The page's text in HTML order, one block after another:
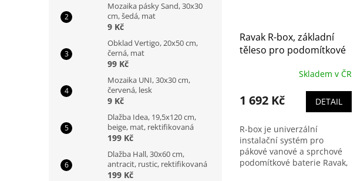
Mozaika pásky Sand, 30x30
cm, šedá, mat
9 Kč
Obklad Vertigo, 20x50 cm,
černá, mat
99 Kč
Mozaika UNI, 30x30 cm,
červená, lesk
9 Kč
Dlažba Idea, 19,5x120 cm,
beige, mat, rektifikovaná
199 Kč
Dlažba Hall, 30x60 cm,
antracit, rustic, rektifikovaná
199 Kč
Ravak R-box, základní
těleso pro podomítkové
Skladem v ČR
1 692 Kč DETAIL
R-box je univerzální
instalační systém pro
pákové vanové a sprchové
podomítkové baterie Ravak,